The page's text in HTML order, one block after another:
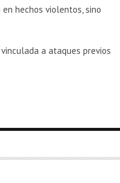
hechos violentos, sino
a ataques previos